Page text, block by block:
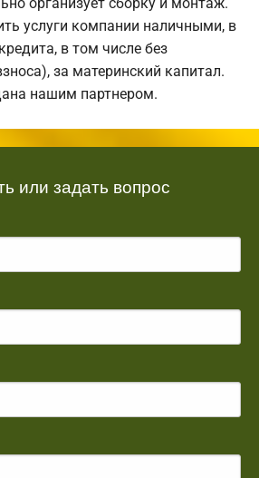
организует сборку и монтаж.
услуги компании наличными, в
в том числе без
за материнский капитал.
нашим партнером.
или задать вопрос